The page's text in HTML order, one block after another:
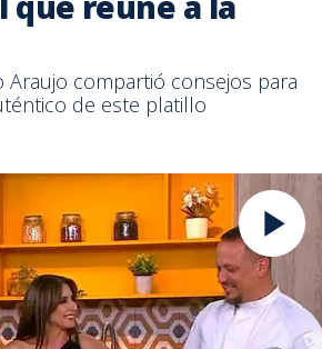
Araujo compartió consejos para
de este platillo